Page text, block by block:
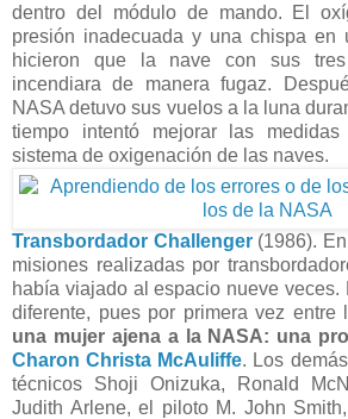
dentro del módulo de mando. El
presión inadecuada y una chispa en
hicieron que la nave con sus
incendiara de manera fugaz.
NASA detuvo sus vuelos a la luna
tiempo intentó mejorar las
sistema de oxigenación de las naves.
Transbordador Challenger(1986).
misiones realizadas por
había viajado al espacio nueve veces.
diferente, pues por primera vez entre
una mujer ajena a la NASA: una
Charon Christa McAuliffe. Los
técnicos Shoji Onizuka, Ronald
Judith Arlene, el piloto M. John